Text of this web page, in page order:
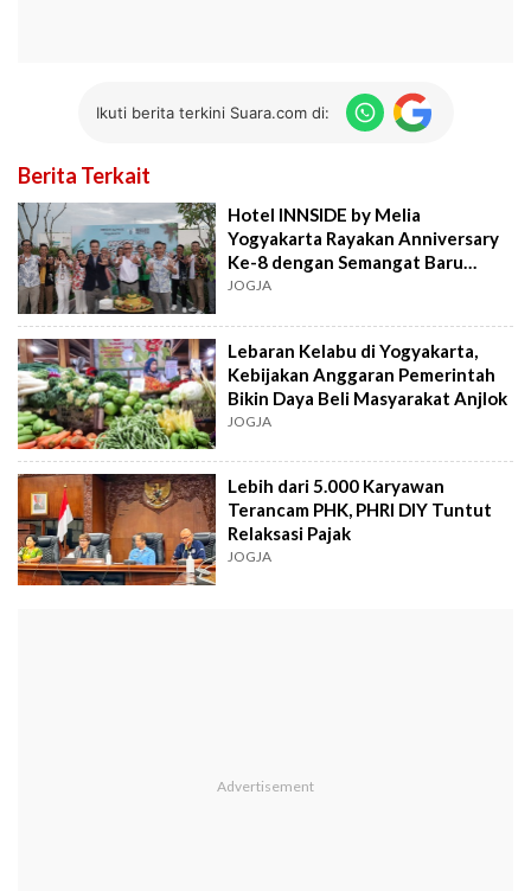
Ikuti berita terkini Suara.com di:
Berita Terkait
Hotel INNSIDE by Melia
Yogyakarta Rayakan Anniversary
Ke-8 dengan Semangat Baru
Bersama GM Baru
JOGJA
Lebaran Kelabu di Yogyakarta,
Kebijakan Anggaran Pemerintah
Bikin Daya Beli Masyarakat Anjlok
JOGJA
Lebih dari 5.000 Karyawan
Terancam PHK, PHRI DIY Tuntut
Relaksasi Pajak
JOGJA